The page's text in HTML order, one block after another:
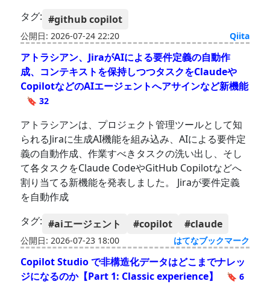
タグ: #github copilot
公開日: 2026-07-24 22:20 Qiita
アトラシアン、JiraがAIによる要件定義の自動作
成、コンテキストを保持しつつタスクをClaudeや
CopilotなどのAIエージェントへアサインなど新機能
🔖 32
アトラシアンは、プロジェクト管理ツールとして知
られるJiraに生成AI機能を組み込み、AIによる要件定
義の自動作成、作業すべきタスクの洗い出し、そし
て各タスクをClaude CodeやGitHub Copilotなどへ
割り当てる新機能を発表しました。 Jiraが要件定義
を自動作成
タグ: #aiエージェント #copilot #claude
公開日: 2026-07-23 18:00 はてなブックマーク
Copilot Studio で非構造化データはどこまでナレッ
ジになるのか【Part 1: Classic experience】
🔖 6